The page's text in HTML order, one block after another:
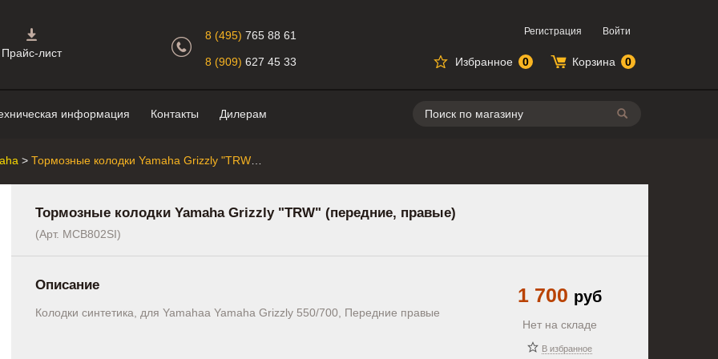
Прайс-лист
информация Контакты Дилерам Поиск
Избранное 0 Корзина 0
страница. 8 (495) 765 88 61
8 (909) 627 45 33
Регистрация Войти
>
Тормозные колодки Yamaha Grizzly "TRW" (передние, правые)
(Арт. MCB802SI)
1 700 руб
Нет на складе
В избранное
Описание
Колодки синтетика, для Yamahaа Yamaha Grizzly 550/700, Передние правые